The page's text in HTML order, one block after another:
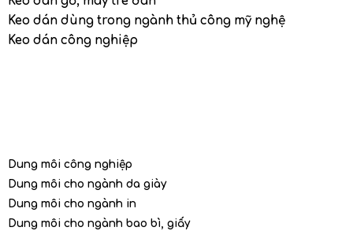
Keo dán dùng trong ngành thủ công mỹ nghệ
Keo dán công nghiệp
Dung môi công nghiệp
Dung môi cho ngành da giày
Dung môi cho ngành in
Dung môi cho ngành bao bì, giấy